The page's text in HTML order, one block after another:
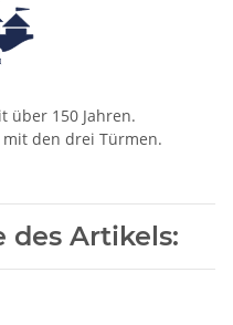
über 150 Jahren.
den drei Türmen.
des Artikels: